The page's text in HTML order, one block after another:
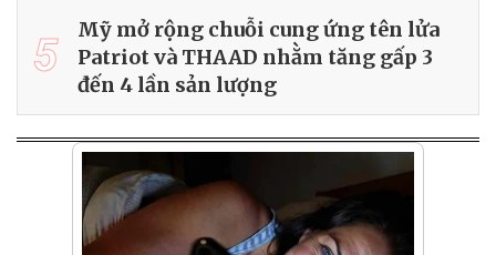
5
Mỹ mở rộng chuỗi cung ứng tên lửa
Patriot và THAAD nhằm tăng gấp 3
đến 4 lần sản lượng